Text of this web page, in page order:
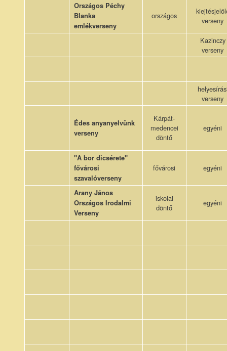
Országos Péchy
Blanka
emlékverseny
országos
verseny
Kazinczy
verseny
verseny
Édes anyanyelvünk
verseny
Kárpát-
medencei
döntő
egyéni
"A bor dicsérete"
fővárosi
szavalóverseny
fővárosi egyéni
Arany János
Országos Irodalmi
Verseny
iskolai
döntő
egyéni